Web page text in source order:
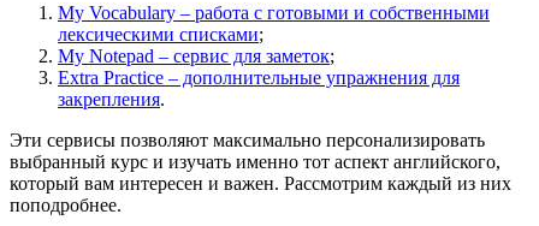
My Vocabulary – работа с готовыми и собственными
лексическими списками;
My Notepad – сервис для заметок;
Extra Practice – дополнительные упражнения для
закрепления.
Эти сервисы позволяют максимально персонализировать
выбранный курс и изучать именно тот аспект английского,
который вам интересен и важен. Рассмотрим каждый из них
поподробнее.